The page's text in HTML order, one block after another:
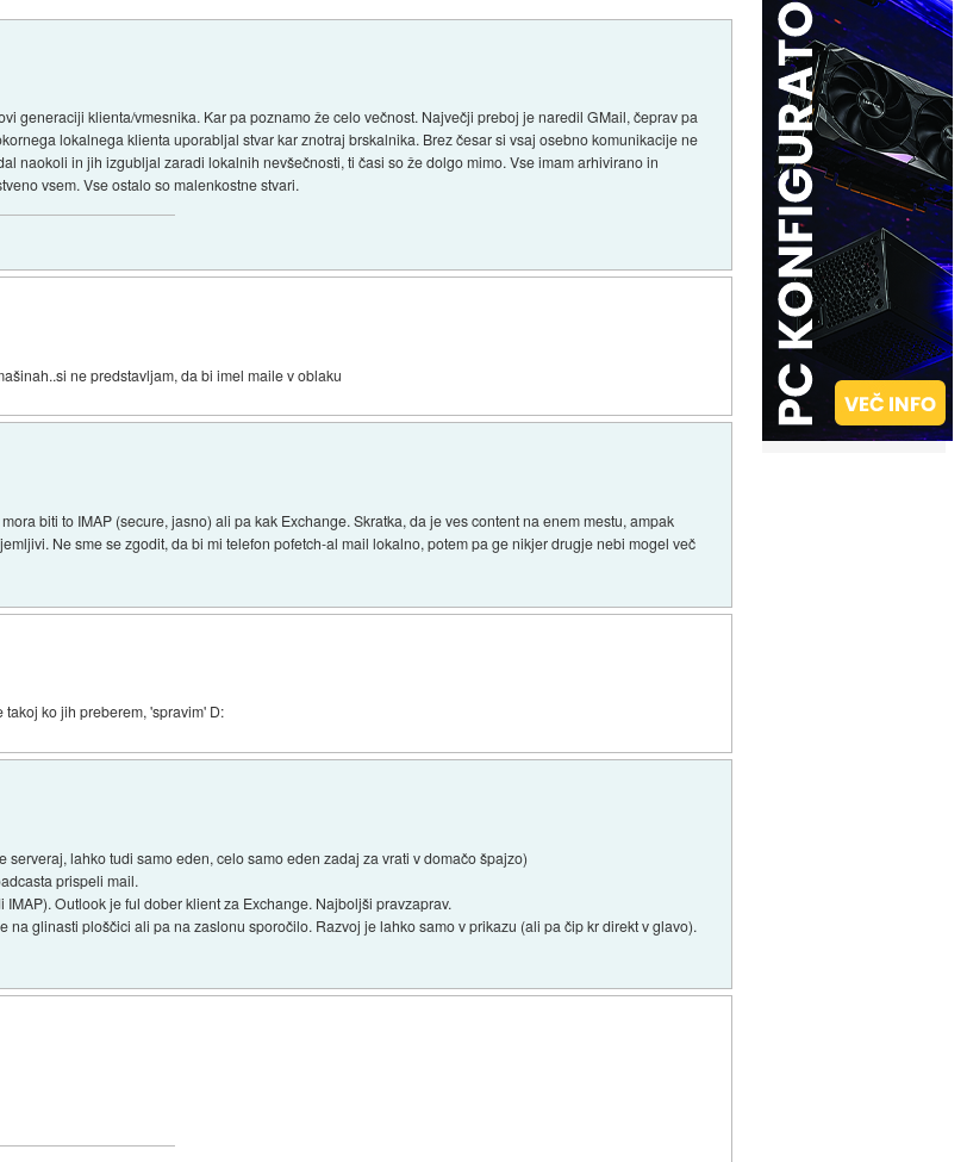
generaciji klienta/vmesnika. Kar pa poznamo že celo večnost. Največji preboj je naredil GMail, čeprav pa
lokalnega klienta uporabljal stvar kar znotraj brskalnika. Brez česar si vsaj osebno komunikacije ne
naokoli in jih izgubljal zaradi lokalnih nevšečnosti, ti časi so že dolgo mimo. Vse imam arhivirano in
vsem. Vse ostalo so malenkostne stvari.
ne predstavljam, da bi imel maile v oblaku
biti to IMAP (secure, jasno) ali pa kak Exchange. Skratka, da je ves content na enem mestu, ampak
Ne sme se zgodit, da bi mi telefon pofetch-al mail lokalno, potem pa ge nikjer drugje nebi mogel več
ko jih preberem, 'spravim' D:
lahko tudi samo eden, celo samo eden zadaj za vrati v domačo špajzo)
prispeli mail.
Outlook je ful dober klient za Exchange. Najboljši pravzaprav.
na glinasti ploščici ali pa na zaslonu sporočilo. Razvoj je lahko samo v prikazu (ali pa čip kr direkt v glavo).